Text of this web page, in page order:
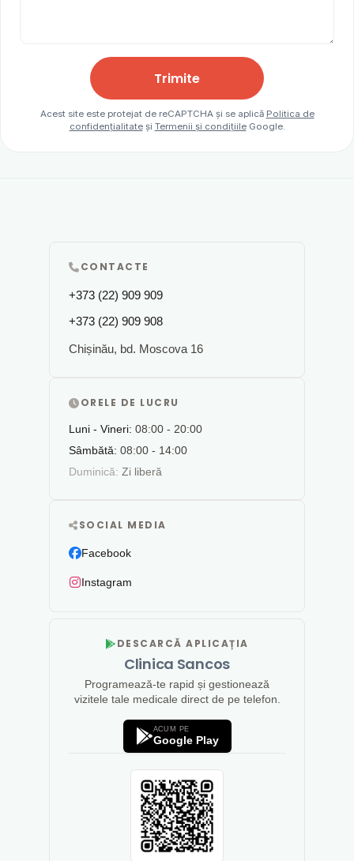
Trimite
Acest site este protejat de reCAPTCHA și se aplică Politica de
confidențialitateși Termenii și condițiileGoogle.
CONTACTE
+373 (22) 909 909
+373 (22) 909 908
Chișinău, bd. Moscova 16
ORELE DE LUCRU
Luni - Vineri: 08:00 - 20:00
Sâmbătă: 08:00 - 14:00
Duminică: Zi liberă
SOCIAL MEDIA
Facebook
Instagram
DESCARCĂ APLICAȚIA
Clinica Sancos
Programează-te rapid și gestionează
vizitele tale medicale direct de pe telefon.
ACUM PE
Google Play